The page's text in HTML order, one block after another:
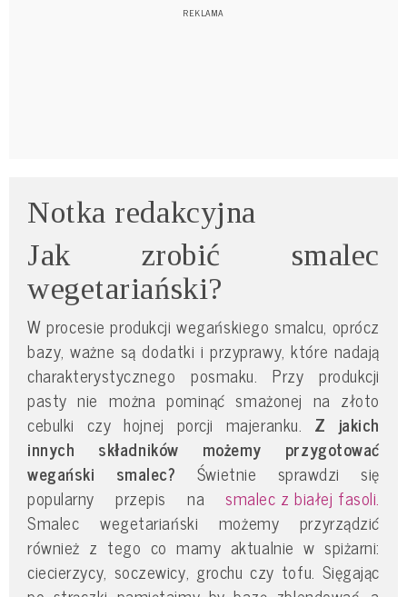
Notka redakcyjna
Jak zrobić smalec
wegetariański?
W procesie produkcji wegańskiego smalcu, oprócz
bazy, ważne są dodatki i przyprawy, które nadają
charakterystycznego posmaku. Przy produkcji
pasty nie można pominąć smażonej na złoto
cebulki czy hojnej porcji majeranku. Z jakich
innych składników możemy przygotować
wegański smalec? Świetnie sprawdzi się
popularny przepis nasmalec z białej fasoli.
Smalec wegetariański możemy przyrządzić
również z tego co mamy aktualnie w spiżarni:
ciecierzycy, soczewicy, grochu czy tofu. Sięgając